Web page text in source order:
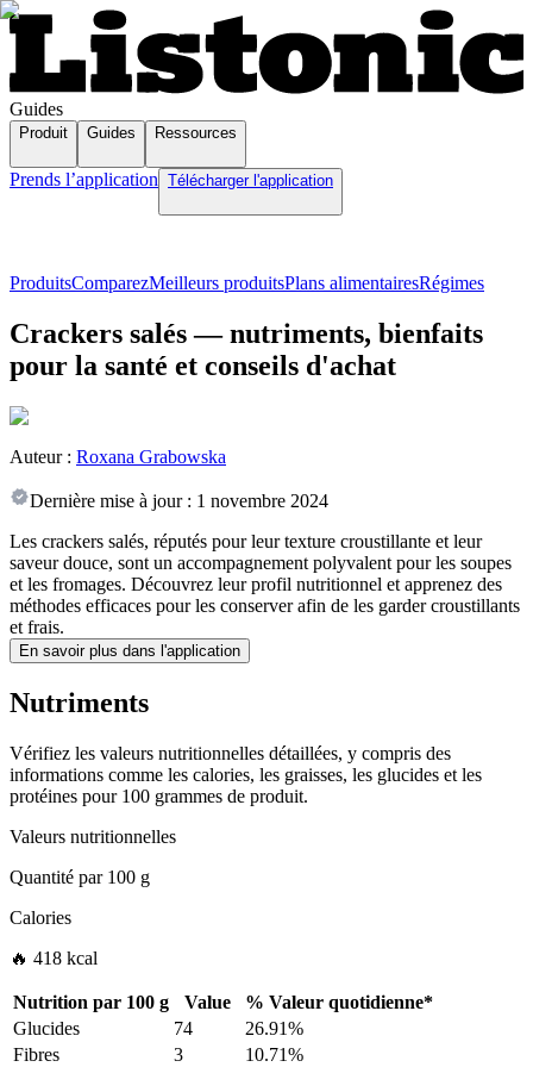
Guides
Produit Guides Ressources
Prends l’application Télécharger l'application
ProduitsComparezMeilleurs produitsPlans alimentairesRégimes
Crackers salés — nutriments, bienfaits
pour la santé et conseils d'achat
Auteur : Roxana Grabowska
Dernière mise à jour : 1 novembre 2024
Les crackers salés, réputés pour leur texture croustillante et leur
saveur douce, sont un accompagnement polyvalent pour les soupes
et les fromages. Découvrez leur profil nutritionnel et apprenez des
méthodes efficaces pour les conserver afin de les garder croustillants
et frais.
En savoir plus dans l'application
Nutriments
Vérifiez les valeurs nutritionnelles détaillées, y compris des
informations comme les calories, les graisses, les glucides et les
protéines pour 100 grammes de produit.
Valeurs nutritionnelles
Quantité par100 g
Calories
🔥 418 kcal
Nutrition par 100 g Value % Valeur quotidienne*
Glucides
74
26.91%
Fibres
3
10.71%